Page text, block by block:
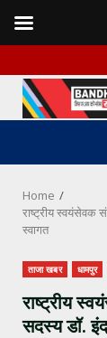
to
content
Home
राष्ट्रीय स्वयंसेवक
स्वागत
ताजा खबर धामपुर
राष्ट्रीय
सदस्य डॉ.